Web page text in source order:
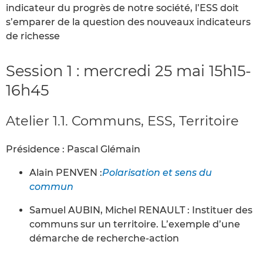
indicateur du progrès de notre société, l’ESS doit
s’emparer de la question des nouveaux indicateurs
de richesse
Session 1 : mercredi 25 mai 15h15-
16h45
Atelier 1.1. Communs, ESS, Territoire
Présidence : Pascal Glémain
Alain PENVEN :Polarisation et sens du
commun
Samuel AUBIN, Michel RENAULT : Instituer des
communs sur un territoire. L’exemple d’une
démarche de recherche-action